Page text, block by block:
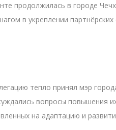
продолжилась в городе
в укреплении
тепло принял мэр
вопросы повышения
на адаптацию и